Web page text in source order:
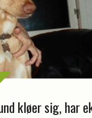
kløer sig, har